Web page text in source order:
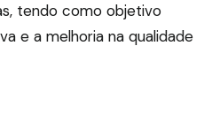
tendo como objetivo
e a melhoria na qualidade